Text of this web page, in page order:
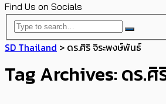
Find Us on Socials
SD Thailand > ดร.ศิริ จิระพงษ์พันธ์
Tag Archives: ดร.